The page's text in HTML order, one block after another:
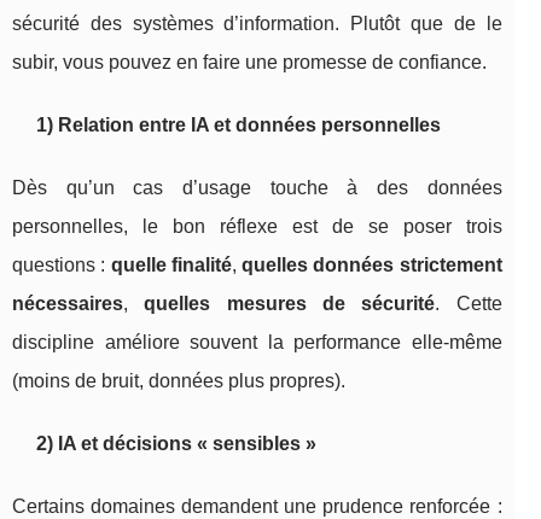
sécurité des systèmes d’information. Plutôt que de le
subir, vous pouvez en faire une promesse de confiance.
1) Relation entre IA et données personnelles
Dès qu’un cas d’usage touche à des données
personnelles, le bon réflexe est de se poser trois
questions : quelle finalité,quelles données strictement
nécessaires,quelles mesures de sécurité. Cette
discipline améliore souvent la performance elle-même
(moins de bruit, données plus propres).
2) IA et décisions « sensibles »
Certains domaines demandent une prudence renforcée :